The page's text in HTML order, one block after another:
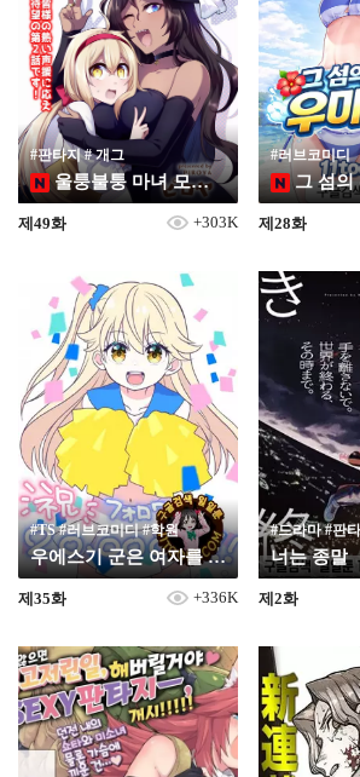
#판타지 # 개그
울퉁불퉁 마녀 모녀의 사정
제49화 +303K
#러브코미디
그 섬의
제28화
#TS #러브코미디 #학원
우에스기 군은 여자를 그만두고 싶어
제35화 +336K
#드라마 #판
너는 종말
제2화
19